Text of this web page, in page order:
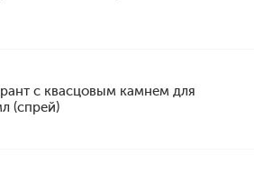
с квасцовым камнем для
(спрей)